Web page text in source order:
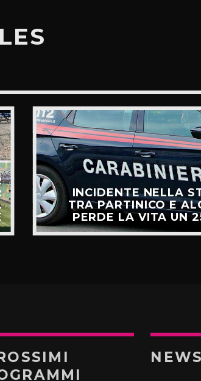
INCIDENTE NELLA
TRA PARTINICO E
PERDE LA VITA UN